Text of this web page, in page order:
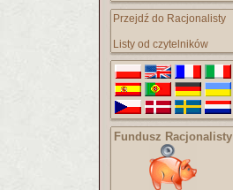
Przejdź do Racjonalisty
Listy od czytelników
Fundusz Racjonalisty